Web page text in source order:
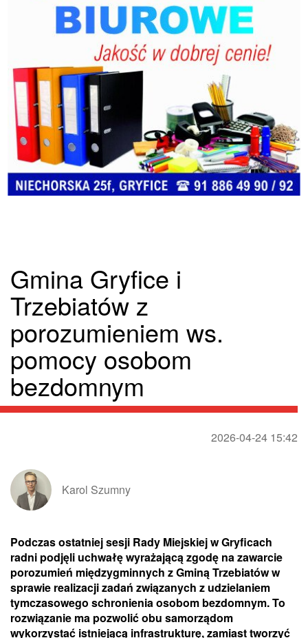
Gmina Gryfice i
Trzebiatów z
porozumieniem ws.
pomocy osobom
bezdomnym
2026-04-24 15:42
Karol Szumny
Podczas ostatniej sesji Rady Miejskiej w Gryficach
radni podjęli uchwałę wyrażającą zgodę na zawarcie
porozumień międzygminnych z Gminą Trzebiatów w
sprawie realizacji zadań związanych z udzielaniem
tymczasowego schronienia osobom bezdomnym. To
rozwiązanie ma pozwolić obu samorządom
wykorzystać istniejącą infrastrukturę, zamiast tworzyć